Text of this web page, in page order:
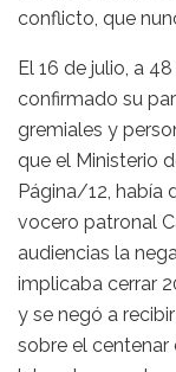
conflicto, que
El 16 de julio, a
confirmado su
gremiales y
que el Ministerio
Página/12, había
vocero patronal
audiencias la
implicaba cerrar
y se negó a
sobre el centenar